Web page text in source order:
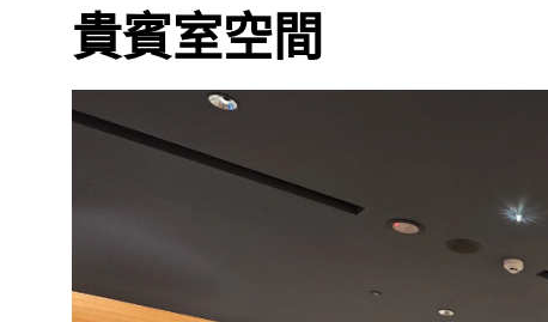
貴賓室空間